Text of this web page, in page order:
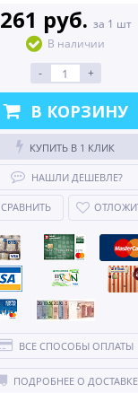
261 руб. за 1 шт
В наличии
-
+
В КОРЗИНУ
КУПИТЬ В 1 КЛИК
НАШЛИ ДЕШЕВЛЕ?
СРАВНИТЬ
ВСЕ СПОСОБЫ ОПЛАТЫ
ПОДРОБНЕЕ О ДОСТАВКЕ